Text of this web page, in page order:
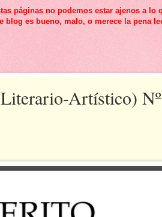
páginas no podemos estar ajenos a lo
blog es bueno, malo, o merece la pena
Artístico)